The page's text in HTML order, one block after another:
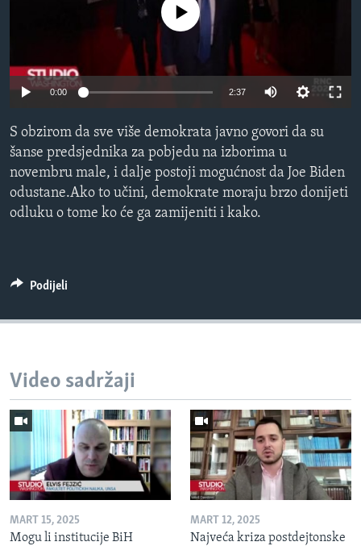
Learning English
PRATITE NAS
Jezici
No media source currently available
0:00 2:37
S obzirom da sve više demokrata javno govori da su
šanse predsjednika za pobjedu na izborima u
novembru male, i dalje postoji mogućnost da Joe Biden
odustane.Ako to učini, demokrate moraju brzo donijeti
odluku o tome ko će ga zamijeniti i kako.
Podijeli
Video sadržaji
MART 15, 2025
Mogu li institucije BiH
MART 12, 2025
Najveća kriza postdejtonske